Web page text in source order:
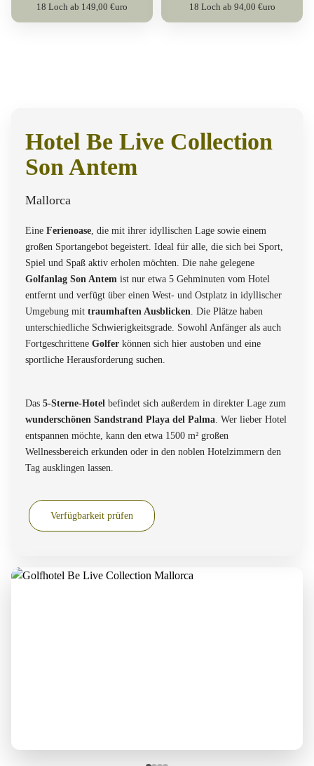
18 Loch ab 149,00 €uro 18 Loch ab 94,00 €uro
Hotel Be Live Collection
Son Antem
Mallorca
Eine Ferienoase , die mit ihrer idyllischen Lage sowie einem
großen Sportangebot begeistert. Ideal für alle, die sich bei Sport,
Spiel und Spaß aktiv erholen möchten. Die nahe gelegene
Golfanlag Son Antem ist nur etwa 5 Gehminuten vom Hotel
entfernt und verfügt über einen West- und Ostplatz in idyllischer
Umgebung mit traumhaften Ausblicken . Die Plätze haben
unterschiedliche Schwierigkeitsgrade. Sowohl Anfänger als auch
Fortgeschrittene Golfer können sich hier austoben und eine
sportliche Herausforderung suchen.
Das 5-Sterne-Hotel befindet sich außerdem in direkter Lage zum
wunderschönen Sandstrand Playa del Palma . Wer lieber Hotel
entspannen möchte, kann den etwa 1500 m² großen
Wellnessbereich erkunden oder in den noblen Hotelzimmern den
Tag ausklingen lassen.
Verfügbarkeit prüfen